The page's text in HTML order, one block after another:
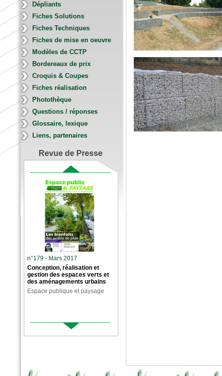
Dépliants
Fiches Solutions
Fiches Techniques
Fiches de mise en oeuvre
Modèles de CCTP
Bordereaux de prix
Croquis & Coupes
Fiches réalisation
Photothèque
Questions / réponses
Glossaire, lexique
Liens, partenaires
Revue de Presse
n°179 - Mars 2017
Conception, réalisation et
gestion des espaces verts et
des aménagements urbains
Espace publique et paysage